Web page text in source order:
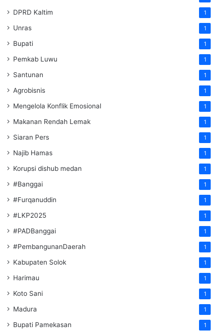
DPRD Kaltim 1
Unras 1
Bupati 1
Pemkab Luwu 1
Santunan 1
Agrobisnis 1
Mengelola Konflik Emosional 1
Makanan Rendah Lemak 1
Siaran Pers 1
Najib Hamas 1
Korupsi dishub medan 1
#Banggai 1
#Furqanuddin 1
#LKP2025 1
#PADBanggai 1
#PembangunanDaerah 1
Kabupaten Solok 1
Harimau 1
Koto Sani 1
Madura 1
Bupati Pamekasan 1